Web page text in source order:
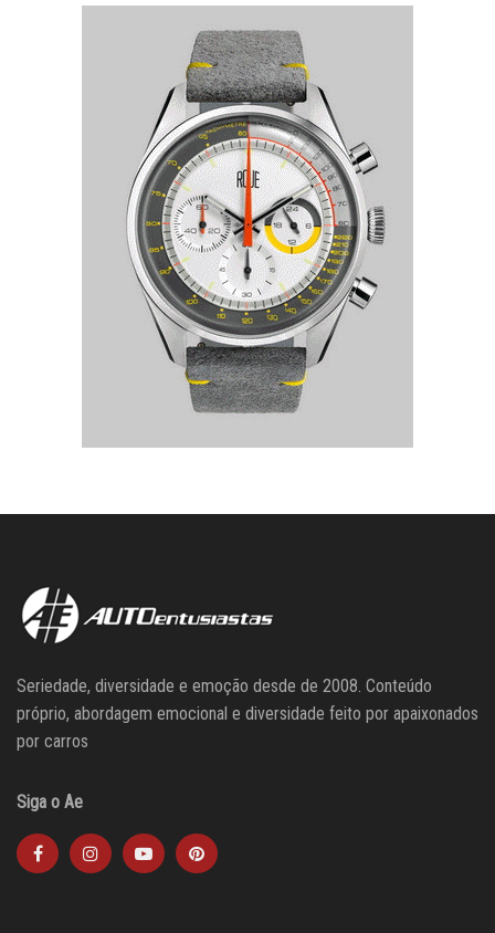
Seriedade, diversidade e emoção desde de 2008. Conteúdo
próprio, abordagem emocional e diversidade feito por apaixonados
por carros
Siga o Ae